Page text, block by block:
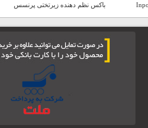
باکس نظم دهنده زیرتختی پرنسس